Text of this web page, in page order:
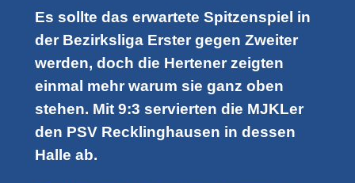
Es sollte das erwartete Spitzenspiel in
der Bezirksliga Erster gegen Zweiter
werden, doch die Hertener zeigten
einmal mehr warum sie ganz oben
stehen. Mit 9:3 servierten die MJKLer
den PSV Recklinghausen in dessen
Halle ab.